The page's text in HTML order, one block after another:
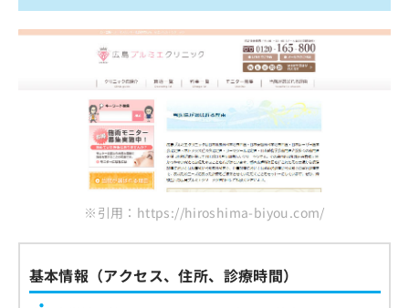
※引用：https://hiroshima-biyou.com/
基本情報（アクセス、住所、診療時間）